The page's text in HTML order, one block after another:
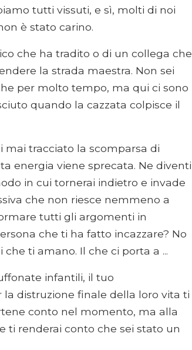
tutti vissuti, e sì, molti di noi
è stato carino.
che ha tradito o di un collega che
la strada maestra. Non sei
per molto tempo, ma qui ci sono
quando la cazzata colpisce il
mai tracciato la scomparsa di
energia viene sprecata. Ne diventi
in cui tornerai indietro e invade
che non riesce nemmeno a
tutti gli argomenti in
che ti ha fatto incazzare? No
ti amano. Il che ci porta a ...
infantili, il tuo
distruzione finale della loro vita ti
conto nel momento, ma alla
ti renderai conto che sei stato un